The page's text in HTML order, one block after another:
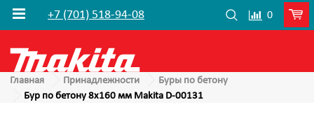
+7 (701) 518-94-08 0
Главная Принадлежности
Буры по бетону
Бур по бетону 8x160 мм Makita D-00131